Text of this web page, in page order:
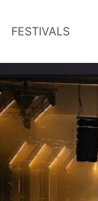
FESTIVALS